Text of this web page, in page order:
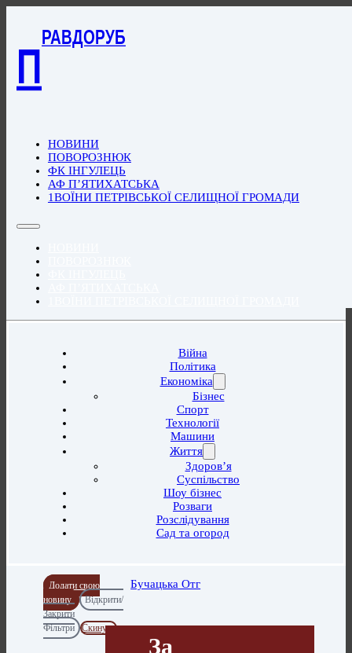
П
РАВДОРУБ
НОВИНИ
ПОВОРОЗНЮК
ФК ІНГУЛЕЦЬ
АФ П’ЯТИХАТСЬКА
1ВОЇНИ ПЕТРІВСЬКОЇ СЕЛИЩНОЇ ГРОМАДИ
Війна
Політика
Економіка
Бізнес
Спорт
Технології
Машини
Життя
Здоров’я
Суспільство
Шоу бізнес
Розваги
Розслідування
Сад та огород
Додати свою
новину
Відкрити/
Закрити
Фільтри
Скинути
Бучацька Отг
За